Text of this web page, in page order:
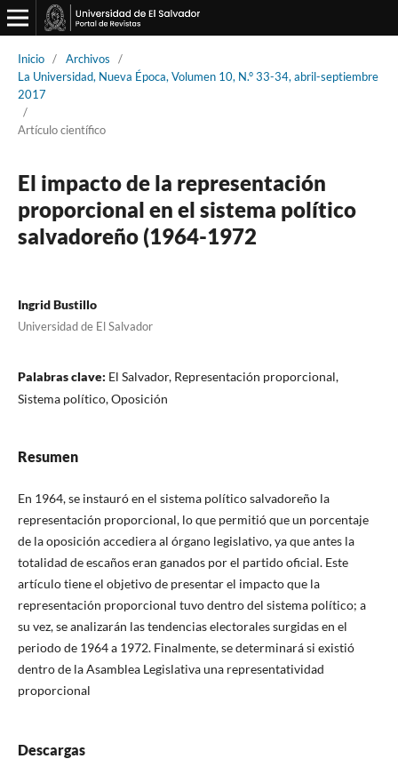
Inicio / Archivos
/
La Universidad, Nueva Época, Volumen 10, N.° 33-34, abril-septiembre
2017
/
Artículo científico
El impacto de la representación
proporcional en el sistema político
salvadoreño (1964-1972
Ingrid Bustillo
Universidad de El Salvador
Palabras clave: El Salvador, Representación proporcional,
Sistema político, Oposición
Resumen
En 1964, se instauró en el sistema político salvadoreño la
representación proporcional, lo que permitió que un porcentaje
de la oposición accediera al órgano legislativo, ya que antes la
totalidad de escaños eran ganados por el partido oficial. Este
artículo tiene el objetivo de presentar el impacto que la
representación proporcional tuvo dentro del sistema político; a
su vez, se analizarán las tendencias electorales surgidas en el
periodo de 1964 a 1972. Finalmente, se determinará si existió
dentro de la Asamblea Legislativa una representatividad
proporcional
Descargas